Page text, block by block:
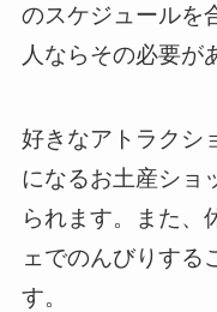
のスケジュールを
人ならその必要が
好きなアトラクシ
になるお土産ショ
られます。また、
ェでのんびりする
す。